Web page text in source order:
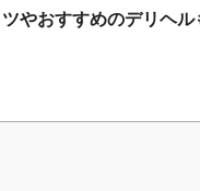
やおすすめのデリヘル